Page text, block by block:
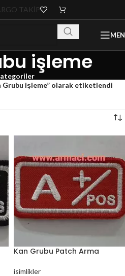
TAKİP
işleme
Grubu işleme” olarak etiketlendi
Kan Grubu Patch Arma
isimlikler